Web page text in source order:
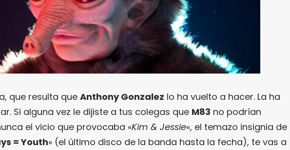
que resulta que Anthony Gonzalez lo ha vuelto a hacer. La ha
Si alguna vez le dijiste a tus colegas que M83 no podrían
el vicio que provocaba «Kim & Jessie«, el temazo insignia de
= Youth» (el último disco de la banda hasta la fecha), te vas a